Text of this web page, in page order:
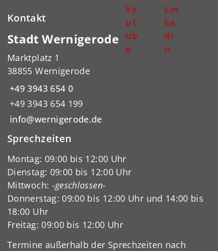
Yo
uT
ub
e
Lin
ke
dI
n
Kontakt
Stadt Wernigerode
Marktplatz 1
38855 Wernigerode
+49 3943 654 0
+49 3943 654 199
info@wernigerode.de
Sprechzeiten
Montag: 09:00 bis 12:00 Uhr
Dienstag: 09:00 bis 12:00 Uhr
Mittwoch: -geschlossen-
Donnerstag: 09:00 bis 12:00 Uhr und 14:00 bis
18:00 Uhr
Freitag: 09:00 bis 12:00 Uhr
Termine außerhalb der Sprechzeiten nach